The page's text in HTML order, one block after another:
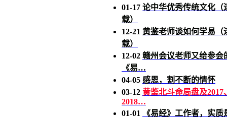
01-17 论中华优秀传统文化（
载）
12-21 黄鉴老师谈如何学易（
载）
12-02 赣州会议老师又给参会
《易…
04-05 感恩，割不断的情怀
03-12 黄鉴北斗命局盘及2017
2018…
01-01
《易经》工作者，实质